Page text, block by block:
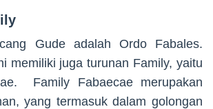
Gude adalah Ordo Fabales.
memiliki juga turunan Family, yaitu
Family Fabaecae merupakan
yang termasuk dalam golongan